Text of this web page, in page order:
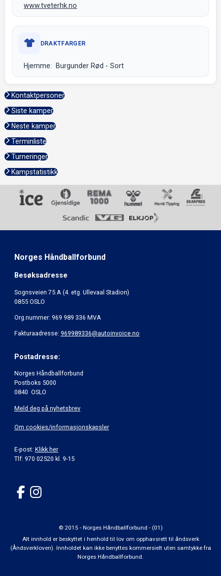
www.tveterhk.no
DRAKTFARGER
Hjemme: Burgunder Rød - Sort
Kontaktpersoner
Siste kamper
Neste kamper
Terminliste
Turneringer
Kampstatistikk
Norges Håndballforbund
Besøksadresse
Sognsveien 75 A (4. etg. Ullevaal Stadion)
0855 OSLO
Org.nummer: 969 989 336 MVA
Fakturaadresse: 969989336@autoinvoice.no
Postadresse:
Norges Håndballforbund
Postboks 5000
0840 OSLO
Meld deg på nyhetsbrev
Om cookies/informasjonskapsler
E-post: Klikk her
Tlf: 970 02520 kl. 9-15
© 2015 - Norges Håndballforbund - (01)
Alt innhold er beskyttet i henhold til lov om opphavsrett til åndsverk
(Åndsverkloven). Innholdet kan ikke benyttes kommersielt uten samtykke fra
Norges Håndballforbund.